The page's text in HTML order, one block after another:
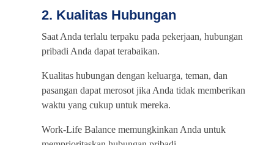
2. Kualitas Hubungan
Saat Anda terlalu terpaku pada pekerjaan, hubungan
pribadi Anda dapat terabaikan.
Kualitas hubungan dengan keluarga, teman, dan
pasangan dapat merosot jika Anda tidak memberikan
waktu yang cukup untuk mereka.
Work-Life Balance memungkinkan Anda untuk